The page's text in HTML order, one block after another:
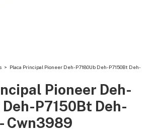
> Placa Principal Pioneer Deh-P7180Ub Deh-P7150Bt Deh-
Pioneer Deh-
Deh-P7150Bt Deh-
Cwn3989